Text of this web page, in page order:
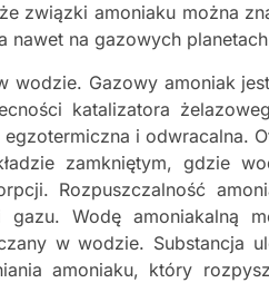
związki amoniaku można
na gazowych planetach
wodzie. Gazowy amoniak
katalizatora
i odwracalna.
zamkniętym, gdzie
Rozpuszczalność
Wodę amoniakalną
w wodzie. Substancja
amoniaku, który